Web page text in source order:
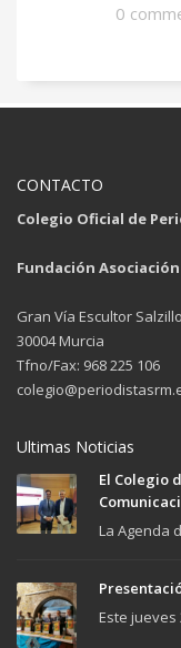
0
CONTACTO
Colegio Oficial de
Fundación
Gran Vía Escultor
30004 Murcia
Tfno/Fax: 968 225 106
Ultimas Noticias
El Colegio
La Agenda
Este